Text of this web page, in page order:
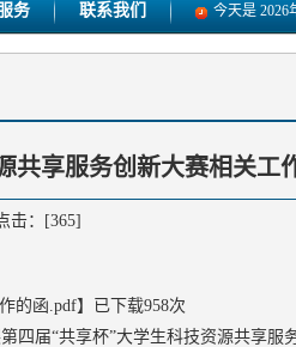
务 联系我们 今天是 2026
共享服务创新大赛相关工
击：[365]
的函.pdf】已下载958次
四届“共享杯”大学生科技资源共享服